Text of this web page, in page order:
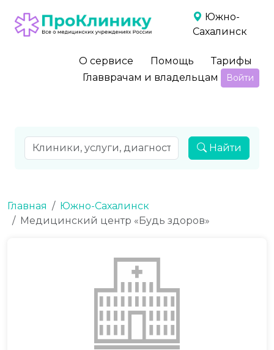
Южно-
Сахалинск
О сервисе Помощь
Тарифы
Главврачам и владельцам
Войти
Найти
Главная
Южно-Сахалинск
Медицинский центр «Будь здоров»